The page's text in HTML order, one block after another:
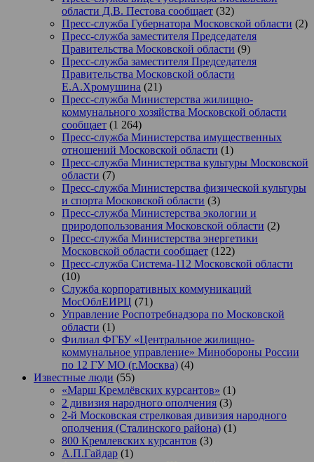
области Д.В. Пестова сообщает (32)
Пресс-служба Губернатора Московской области (2)
Пресс-служба заместителя Председателя
Правительства Московской области (9)
Пресс-служба заместителя Председателя
Правительства Московской области
Е.А.Хромушина (21)
Пресс-служба Министерства жилищно-
коммунального хозяйства Московской области
сообщает (1 264)
Пресс-служба Министерства имущественных
отношений Московской области (1)
Пресс-служба Министерства культуры Московской
области (7)
Пресс-служба Министерства физической культуры
и спорта Московской области (3)
Пресс-служба Министерства экологии и
природопользования Московской области (2)
Пресс-служба Министерства энергетики
Московской области сообщает (122)
Пресс-служба Система-112 Московской области
(10)
Служба корпоративных коммуникаций
МосОблЕИРЦ (71)
Управление Роспотребнадзора по Московской
области (1)
Филиал ФГБУ «Центральное жилищно-
коммунальное управление» Минобороны России
по 12 ГУ МО (г.Москва) (4)
Известные люди (55)
«Марш Кремлёвских курсантов» (1)
2 дивизия народного ополчения (3)
2-й Московская стрелковая дивизия народного
ополчения (Сталинского района) (1)
800 Кремлевских курсантов (3)
А.П.Гайдар (1)